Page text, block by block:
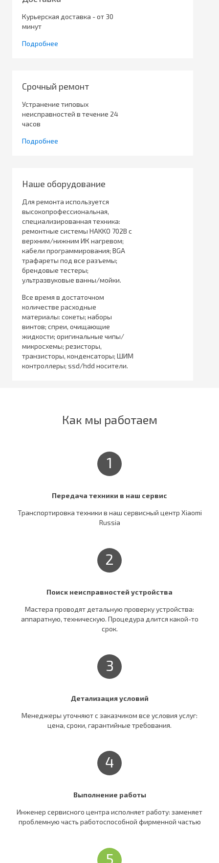
Курьерская доставка - от 30
минут
Подробнее
Срочный ремонт
Устранение типовых
неисправностей в течение 24
часов
Подробнее
Наше оборудование
Для ремонта используется
высокопрофессиональная,
специализированная техника:
ремонтные системы HAKKO 702B с
верхним/нижним ИК нагревом;
кабели программирования; BGA
трафареты под все разъемы;
брендовые тестеры;
ультразвуковые ванны/мойки.
Все время в достаточном
количестве расходные
материалы: сокеты; наборы
винтов; спреи, очищающие
жидкости; оригинальные чипы/
микросхемы; резисторы,
транзисторы, конденсаторы; ШИМ
контроллеры; ssd/hdd носители.
Как мы работаем
1
Передача техники в наш сервис
Транспортировка техники в наш сервисный центр Xiaomi
Russia
2
Поиск неисправностей устройства
Мастера проводят детальную проверку устройства:
аппаратную, техническую. Процедура длится какой-то
срок.
3
Детализация условий
Менеджеры уточняют c заказчиком все условия услуг:
цена, сроки, гарантийные требования.
4
Выполнение работы
Инженер сервисного центра исполняет работу: заменяет
проблемную часть работоспособной фирменной частью
5